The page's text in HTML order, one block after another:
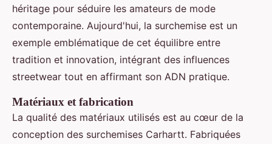
héritage pour séduire les amateurs de mode
contemporaine. Aujourd'hui, la surchemise est un
exemple emblématique de cet équilibre entre
tradition et innovation, intégrant des influences
streetwear tout en affirmant son ADN pratique.
Matériaux et fabrication
La qualité des matériaux utilisés est au cœur de la
conception des surchemises Carhartt. Fabriquées